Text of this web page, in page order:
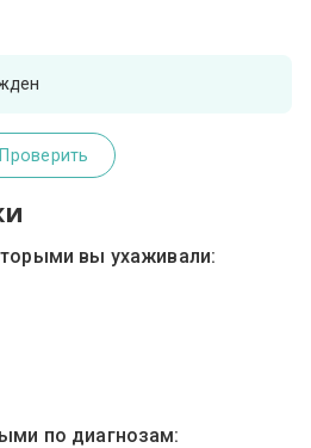
Проверить
вы ухаживали:
по диагнозам: